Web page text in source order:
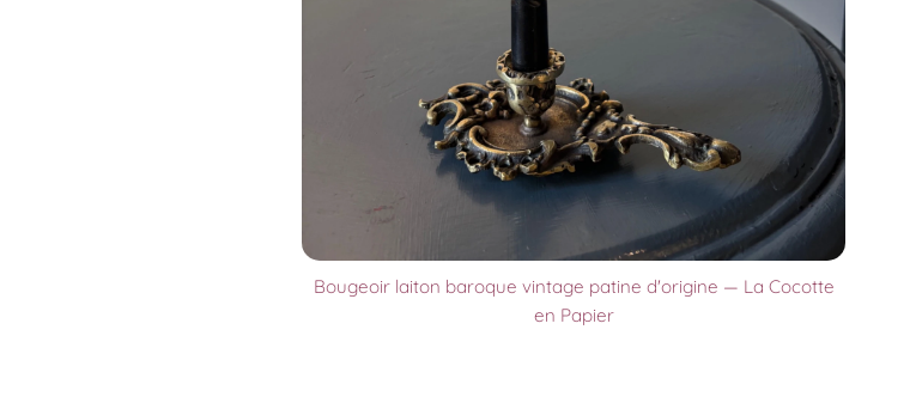
Bougeoir laiton baroque vintage patine d'origine — La Cocotte
en Papier